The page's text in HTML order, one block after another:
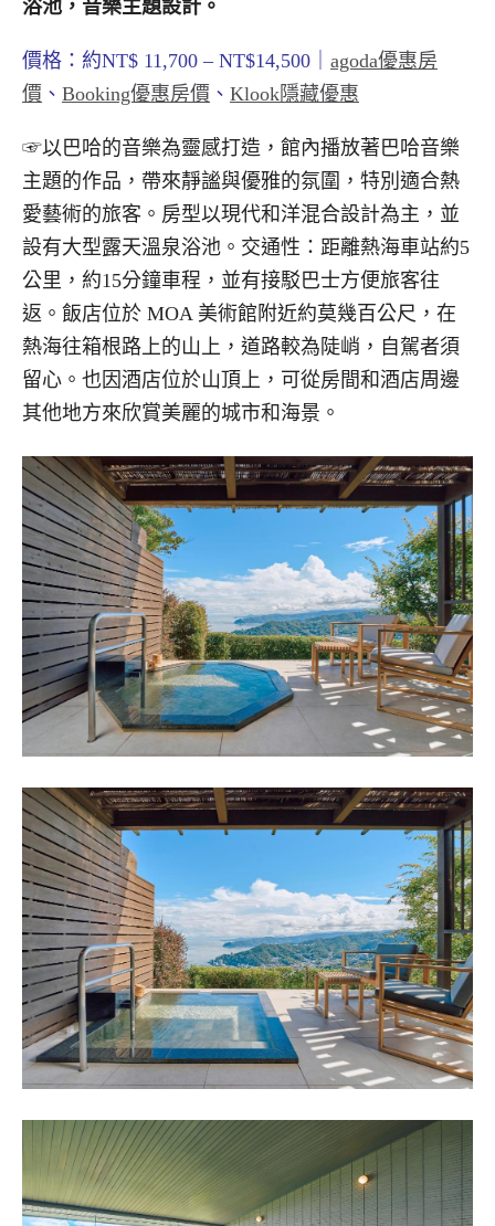
浴池，音樂主題設計。
價格：約NT$ 11,700 – NT$14,500｜ agoda優惠房
價 、 Booking優惠房價 、 Klook隱藏優惠
☞以巴哈的音樂為靈感打造，館內播放著巴哈音樂
主題的作品，帶來靜謐與優雅的氛圍，特別適合熱
愛藝術的旅客。房型以現代和洋混合設計為主，並
設有大型露天溫泉浴池。交通性：距離熱海車站約5
公里，約15分鐘車程，並有接駁巴士方便旅客往
返。飯店位於 MOA 美術館附近約莫幾百公尺，在
熱海往箱根路上的山上，道路較為陡峭，自駕者須
留心。也因酒店位於山頂上，可從房間和酒店周邊
其他地方來欣賞美麗的城市和海景。